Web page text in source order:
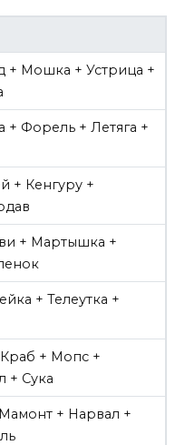
+ Мошка + Устрица +
+ Форель + Летяга +
+ Кенгуру +
+ Мартышка +
+ Телеутка +
+ Мопс +
+ Сука
+ Нарвал +